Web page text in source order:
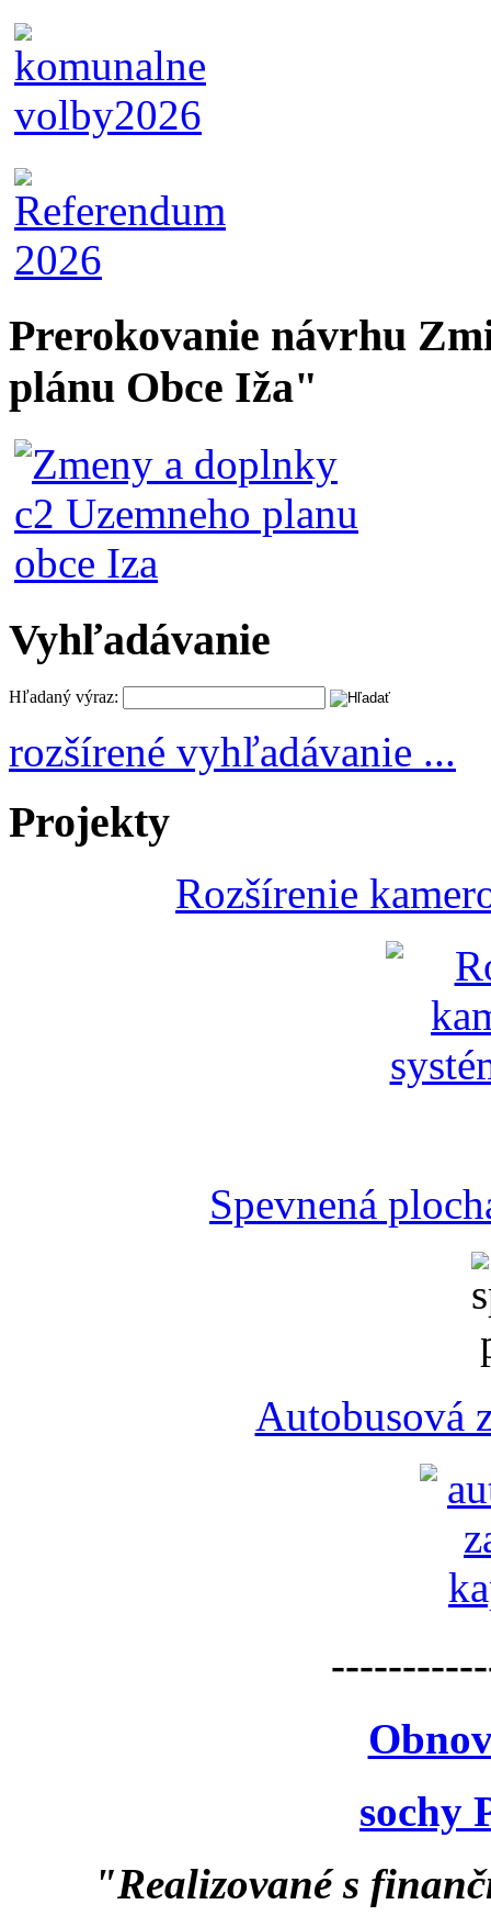
Prerokovanie návrhu
plánu Obce Iža"
Vyhľadávanie
Hľadaný výraz:
rozšírené vyhľadávanie ...
Projekty
Rozšírenie
Spevnená
Autobusová
sochy
"Realizované s